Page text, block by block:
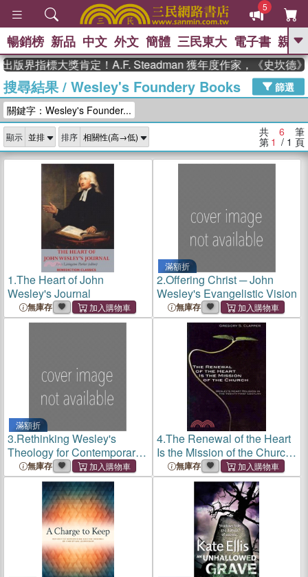
5
GO
熱搜： 東野圭吾 、 高希均教授回憶錄
、 The Odyssey 、 父親節 、 如果歷
獎 臺灣漫遊錄 、 方念華 、 台灣的李
登輝時代
數學女孩：黎曼猜想 、
偉大的迷走神經
暢銷榜 新品 中文 外文 簡體 三民東大 電子書 親子
版界指標大獎肯定！A.F. Steadman 獲年度作家，《史坎德》
搜尋結果/ Wesley's Foundery Books
篩選
關鍵字：Wesley's Founder...
顯示 排序 共 6 筆
第 1 / 1 頁
1.The Heart of John
Wesley's Journal
無庫存
滿額折
2.Offering Christ ─ John
Wesley's Evangelistic Vision
無庫存
滿額折
3.Rethinking Wesley's
Theology for Contemporary
Methodism
無庫存
4.The Renewal of the Heart
Is the Mission of the Church:
Wesley's Heart Religion in
the Twenty-First Century
無庫存